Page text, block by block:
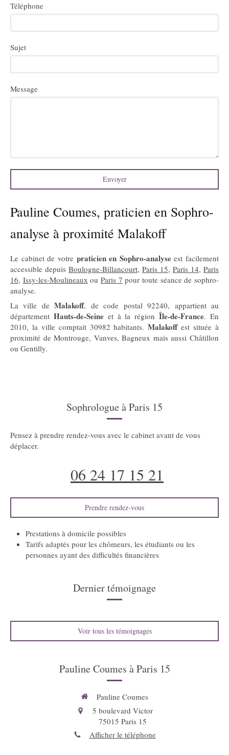
Téléphone
Sujet
Message
Envoyer
Pauline Coumes, praticien en Sophro-
analyse à proximité Malakoff
Le cabinet de votre praticien en Sophro-analyseest facilement
accessible depuis Boulogne-Billancourt, Paris 15, Paris 14, Paris
16, Issy-les-Moulineaux ouParis 7 pour toute séance de sophro-
analyse.
La ville deMalakoff, de code postal 92240, appartient au
département Hauts-de-Seineet à la régionÎle-de-France. En
2010, la ville comptait 30982 habitants.Malakoffest située à
proximité de Montrouge, Vanves, Bagneux mais aussi Châtillon
ou Gentilly.
Sophrologue à Paris 15
Pensez à prendre rendez-vous avec le cabinet avant de vous
déplacer.
06 24 17 15 21
Prendre rendez-vous
Prestations à domicile possibles
Tarifs adaptés pour les chômeurs, les étudiants ou les
personnes ayant des difficultés financières
Dernier témoignage
Voir tous les témoignages
Pauline Coumes à Paris 15
Pauline Coumes
5 boulevard Victor
75015 Paris 15
Afficher le téléphone